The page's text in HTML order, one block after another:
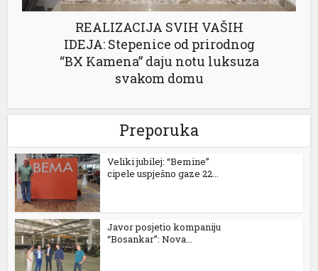
REALIZACIJA SVIH VAŠIH
IDEJA: Stepenice od prirodnog
“BX Kamena” daju notu luksuza
svakom domu
Preporuka
Veliki jubilej: “Bemine”
cipele uspješno gaze 22...
Javor posjetio kompaniju
“Bosankar”: Nova...